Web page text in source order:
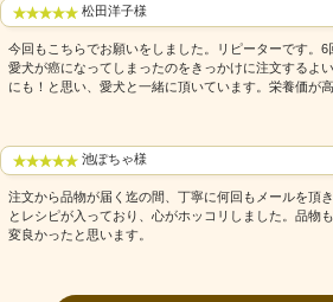
松田洋子様
今回もこちらでお願いをしました。リピーターです。6
愛犬が癌になってしまったのをきっかけに注文するよ
にも！と思い、愛犬と一緒に頂いています。栄養価が
池ぽちゃ様
注文から品物が届く迄の間、丁寧に何回もメールを頂
とレシピが入っており、心がホッコリしました。品物
変良かったと思います。